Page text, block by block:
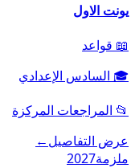
يونت الاول
📖 قواعد
🎓 السادس الإعدادي
📂 المراجعات المركزة
عرض التفاصيل←
ملزمة2027